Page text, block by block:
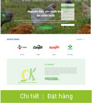
Chi tiết Đặt hàng